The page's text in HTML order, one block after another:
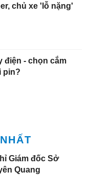
chủ xe 'lỗ nặng'
điện - chọn cắm
pin?
Giám đốc Sở
Quang